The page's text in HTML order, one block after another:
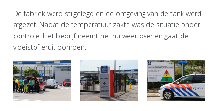
De fabriek werd stilgelegd en de omgeving van de tank werd
afgezet. Nadat de temperatuur zakte was de situatie onder
controle. Het bedrijf neemt het nu weer over en gaat de
vloeistof eruit pompen.